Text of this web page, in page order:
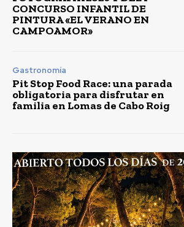
CONCURSO INFANTIL DE
PINTURA «EL VERANO EN
CAMPOAMOR»
Gastronomía
Pit Stop Food Race: una parada
obligatoria para disfrutar en
familia en Lomas de Cabo Roig